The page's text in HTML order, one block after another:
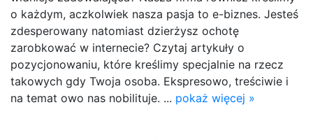
o każdym, aczkolwiek nasza pasja to e-biznes. Jesteś
zdesperowany natomiast dzierżysz ochotę
zarobkować w internecie? Czytaj artykuły o
pozycjonowaniu, które kreślimy specjalnie na rzecz
takowych gdy Twoja osoba. Ekspresowo, treściwie i
na temat owo nas nobilituje. ... pokaż więcej »